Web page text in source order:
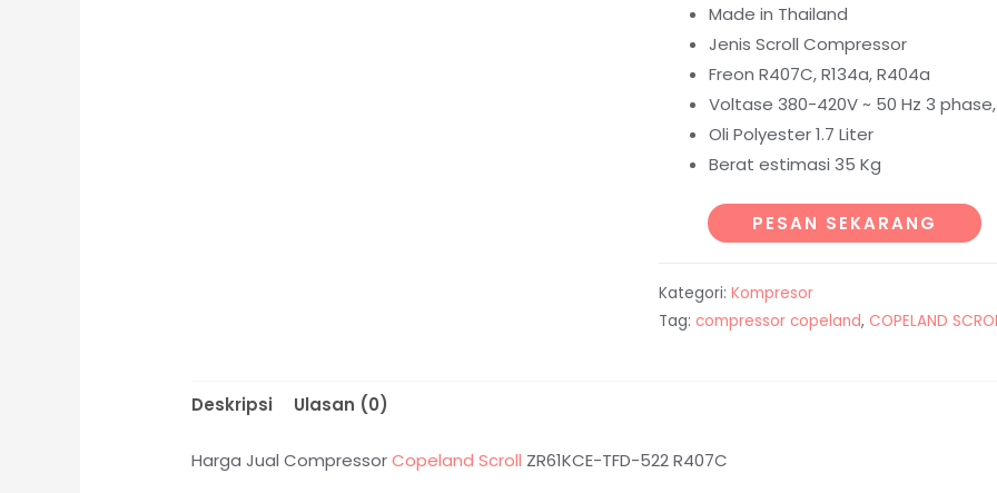
Made in Thailand
Jenis Scroll Compressor
Freon R407C, R134a, R404a
Voltase 380-420V ~ 50 Hz 3
Oli Polyester 1.7 Liter
Berat estimasi 35 Kg
PESAN SEKARANG
Kategori:Kompresor
Tag: compressor copeland, COPELAND
Deskripsi Ulasan (0)
Harga Jual CompressorCopeland Scroll ZR61KCE-TFD-522 R407C